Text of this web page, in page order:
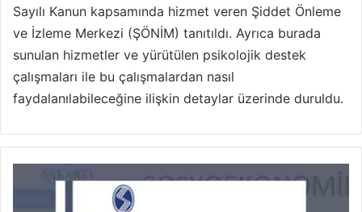
Sayılı Kanun kapsamında hizmet veren Şiddet Önleme
ve İzleme Merkezi (ŞÖNİM) tanıtıldı. Ayrıca burada
sunulan hizmetler ve yürütülen psikolojik destek
çalışmaları ile bu çalışmalardan nasıl
faydalanılabileceğine ilişkin detaylar üzerinde duruldu.